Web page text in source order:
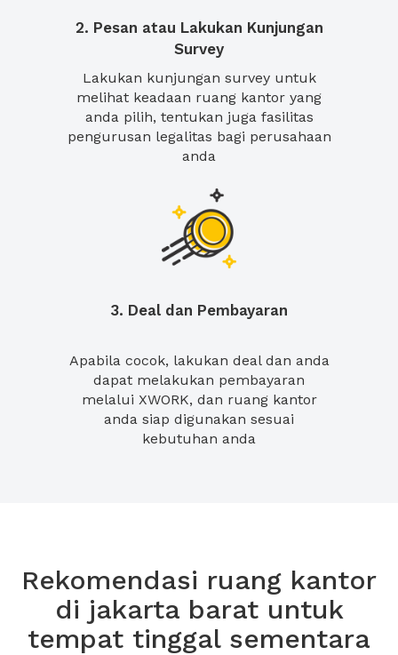
2. Pesan atau Lakukan Kunjungan
Survey
Lakukan kunjungan survey untuk
melihat keadaan ruang kantor yang
anda pilih, tentukan juga fasilitas
pengurusan legalitas bagi perusahaan
anda
3. Deal dan Pembayaran
Apabila cocok, lakukan deal dan anda
dapat melakukan pembayaran
melalui XWORK, dan ruang kantor
anda siap digunakan sesuai
kebutuhan anda
Rekomendasi ruang kantor
di jakarta barat untuk
tempat tinggal sementara